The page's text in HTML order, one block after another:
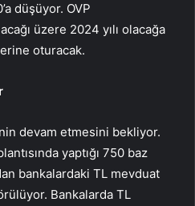
düşüyor. OVP
üzere 2024 yılı olacağa
oturacak.
devam etmesini bekliyor.
yaptığı 750 baz
bankalardaki TL mevduat
Bankalarda TL